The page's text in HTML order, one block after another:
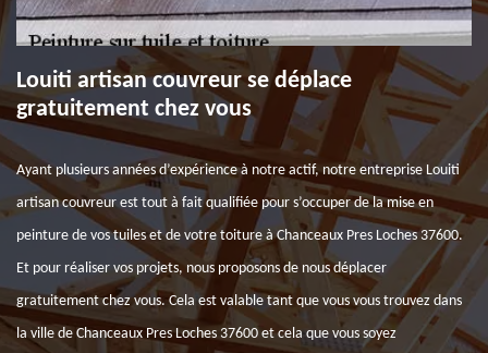
Louiti artisan couvreur se déplace
gratuitement chez vous
Ayant plusieurs années d’expérience à notre actif, notre entreprise Louiti
artisan couvreur est tout à fait qualifiée pour s’occuper de la mise en
peinture de vos tuiles et de votre toiture à Chanceaux Pres Loches 37600.
Et pour réaliser vos projets, nous proposons de nous déplacer
gratuitement chez vous. Cela est valable tant que vous vous trouvez dans
la ville de Chanceaux Pres Loches 37600 et cela que vous soyez